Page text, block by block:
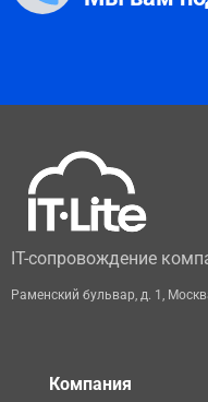
IT-сопровождение
Раменский бульвар, д. 1 ,
Компания